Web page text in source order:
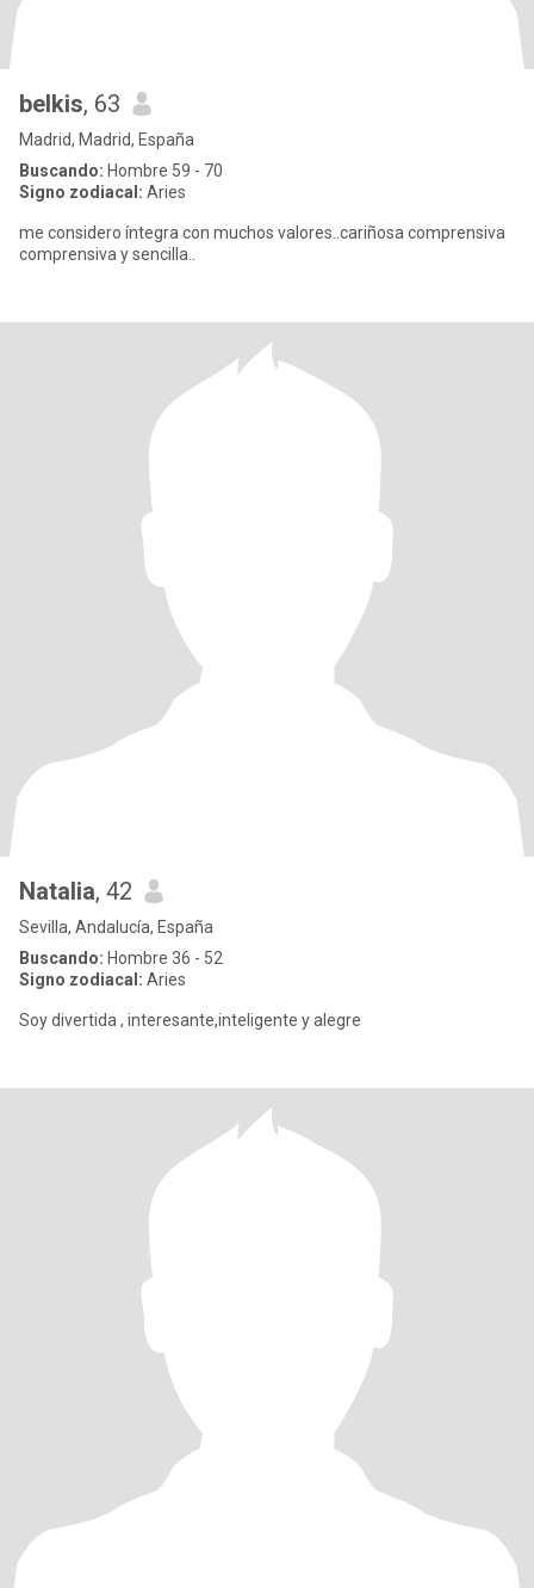
belkis, 63
Madrid, Madrid, España
Buscando: Hombre 59 - 70
Signo zodiacal: Aries
me considero íntegra con muchos valores..cariñosa comprensiva
comprensiva y sencilla..
Natalia, 42
Sevilla, Andalucía, España
Buscando: Hombre 36 - 52
Signo zodiacal: Aries
Soy divertida , interesante,inteligente y alegre